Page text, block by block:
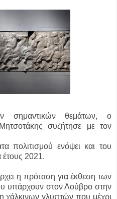
θεμάτων, ο
συζήτησε με τον
πολιτισμού ενόψει και του
έτους 2021.
η πρόταση για έκθεση των
υπάρχουν στον Λούβρο στην
χάλκινων γλυπτών που μέχρι